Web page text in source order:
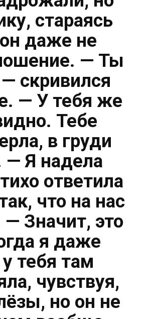
стараясь
даже не
— Ты
скривился
— У тебя же
Тебе
в груди
— Я надела
ответила
что на нас
— Значит, это
я даже
тебя там
чувствуя,
но он не